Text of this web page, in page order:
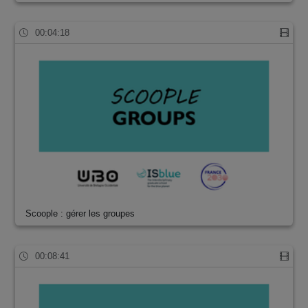
00:04:18
Scoople : gérer les groupes
00:08:41